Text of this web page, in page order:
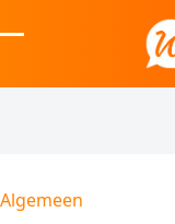
to
mobile
mobile
Algemeen